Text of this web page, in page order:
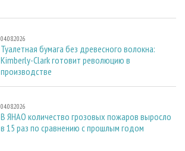
04.08.2026
Туалетная бумага без древесного волокна:
Kimberly-Clark готовит революцию в
производстве
04.08.2026
В ЯНАО количество грозовых пожаров выросло
в 15 раз по сравнению с прошлым годом